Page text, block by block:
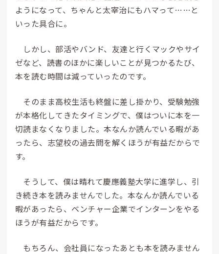
ようになって、ちゃんと太宰治にもハマって……と
いった具合に。
しかし、部活やバンド、友達と行くマックやサイ
ゼなど、読書のほかに楽しいことが見つかるたび、
本を読む時間は減っていったのです。
そのまま高校生活も終盤に差し掛かり、受験勉強
が本格化してきたタイミングで、僕はついに本を一
切読まなくなりました。本なんか読んでいる暇があ
ったら、志望校の過去問を解くほうが有益だからで
す。
そうして、僕は晴れて慶應義塾大学に進学し、引
き続き本を読みませんでした。本なんか読んでいる
暇があったら、ベンチャー企業でインターンをやる
ほうが有益だからです。
もちろん、会社員になったあとも本を読みません